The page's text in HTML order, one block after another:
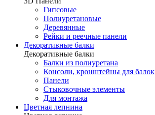
Гипсовые
Полиуретановые
Деревянные
Рейки и реечные панели
Декоративные балки
Декоративные балки
Балки из полиуретана
Консоли, кронштейны для балок
Панели
Стыковочные элементы
Для монтажа
Цветная лепнина